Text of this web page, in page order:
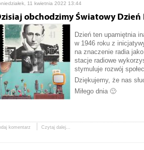
11 kwietnia 2022 13:44
obchodzimy Światowy Dzień
Dzień ten upamiętnia
w 1946 roku z
na znaczenie radia
stacje radiowe
stymuluje rozwój
Dziękujemy, że nas
Miłego dnia 🙂
komentarz Czytaj dalej...